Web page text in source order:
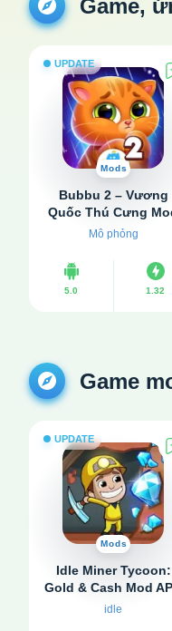
Game,
UPDATE
Mods
Bubbu 2 – Vương
Quốc Thú Cưng
APK v1.32 (Vô hạn
Mô phỏng
5.0 1.32
Game
UPDATE
Mods
Idle Miner Tycoon:
Gold & Cash Mod
v5.59.1 (Vô hạn tiền)
idle